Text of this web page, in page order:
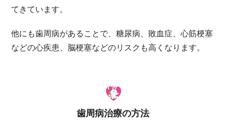
てきています。
他にも歯周病があることで、糖尿病、敗血症、心筋梗塞
などの心疾患、脳梗塞などのリスクも高くなります。
歯周病治療の方法